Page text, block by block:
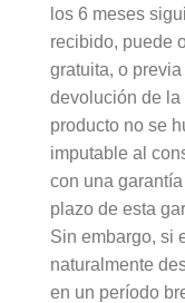
los 6 meses
recibido, puede
gratuita, o
devolución de la
producto no se
imputable al
con una
plazo de esta
Sin embargo, si
naturalmente
en un período